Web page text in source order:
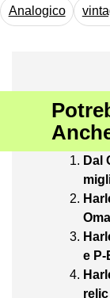
Analogico
Dal
e